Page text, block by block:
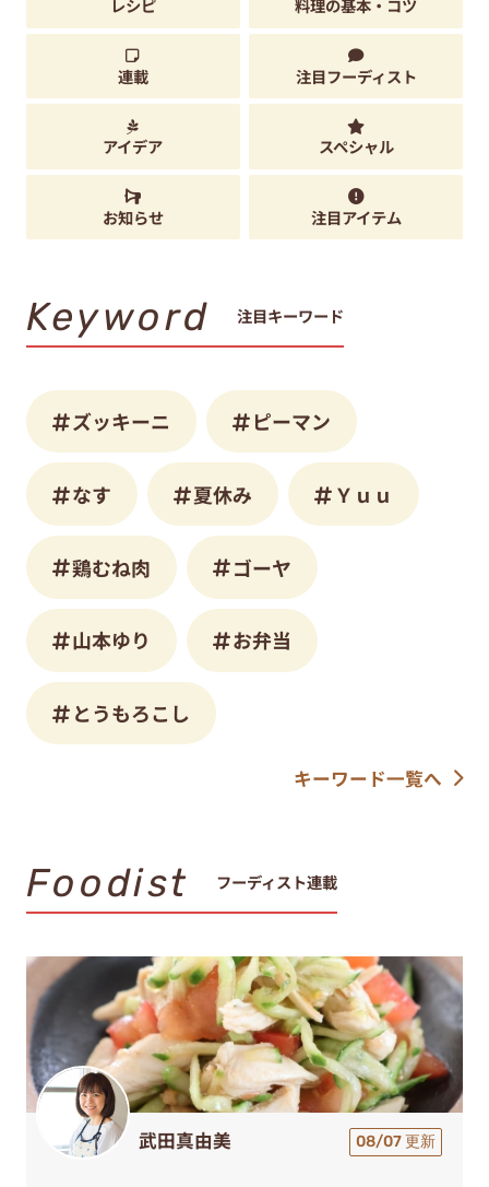
レシピ 料理の基本・コツ
連載 注目フーディスト
アイデア スペシャル
お知らせ 注目アイテム
Keyword 注目キーワード
ズッキーニ ピーマン
なす 夏休み Ｙｕｕ
鶏むね肉 ゴーヤ
山本ゆり お弁当
とうもろこし
キーワード一覧へ
Foodist フーディスト連載
武田真由美 08/07 更新